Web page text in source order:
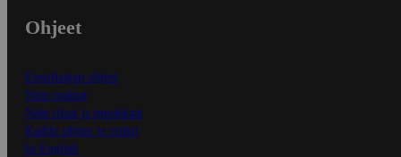
Ohjeet
Ensitilaajan ohjeet
Näin maksat
Näin tilaat ja muokkaat
Kaikki ohjeet ja vinkit
In English